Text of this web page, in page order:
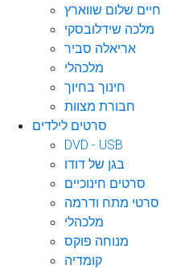
חיים שלום שווארץ
מלכה שידלובסקי
אריאלה סביר
מלכהלי
חינוך בחיוך
חבורת מצוות
סרטים לילדים
DVD - USB
בגן של דודו
סרטים חינוכיים
סרטי מתח ודרמה
מלכהלי
מנוחה פוקס
קומדיה